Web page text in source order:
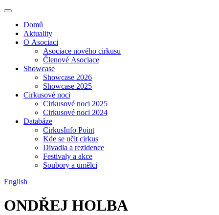
Domů
Aktuality
O Asociaci
Asociace nového cirkusu
Členové Asociace
Showcase
Showcase 2026
Showcase 2025
Cirkusové noci
Cirkusové noci 2025
Cirkusové noci 2024
Databáze
CirkusInfo Point
Kde se učit cirkus
Divadla a rezidence
Festivaly a akce
Soubory a umělci
English
ONDŘEJ HOLBA